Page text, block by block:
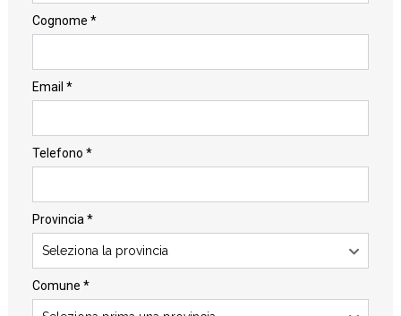
Cognome *
Email *
Telefono *
Provincia *
Seleziona la provincia
Comune *